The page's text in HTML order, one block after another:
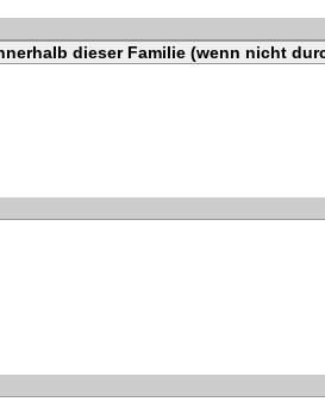
dieser Familie (wenn nicht